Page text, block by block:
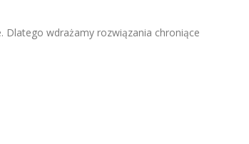
wdrażamy rozwiązania chroniące